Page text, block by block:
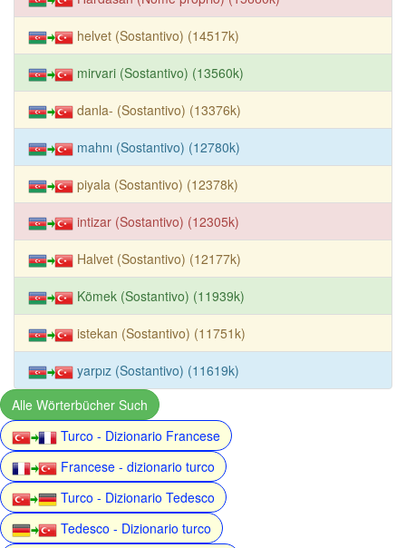
helvet (Sostantivo) (14517k)
mirvari (Sostantivo) (13560k)
danla- (Sostantivo) (13376k)
mahnı (Sostantivo) (12780k)
piyala (Sostantivo) (12378k)
intizar (Sostantivo) (12305k)
Halvet (Sostantivo) (12177k)
Kömek (Sostantivo) (11939k)
istekan (Sostantivo) (11751k)
yarpız (Sostantivo) (11619k)
Alle Wörterbücher Such
Turco - Dizionario Francese
Francese - dizionario turco
Turco - Dizionario Tedesco
Tedesco - Dizionario turco